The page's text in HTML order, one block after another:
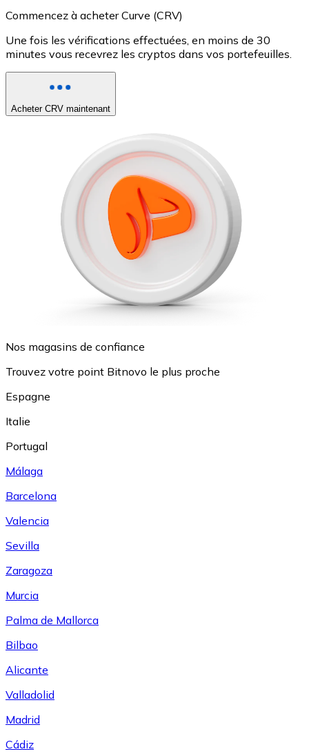
Commencez à acheter Curve (CRV)
Une fois les vérifications effectuées, en moins de 30
minutes vous recevrez les cryptos dans vos portefeuilles.
Acheter CRV maintenant
Nos magasins de confiance
Trouvez votre point Bitnovo le plus proche
Espagne
Italie
Portugal
Málaga
Barcelona
Valencia
Sevilla
Zaragoza
Murcia
Palma de Mallorca
Bilbao
Alicante
Valladolid
Madrid
Cádiz